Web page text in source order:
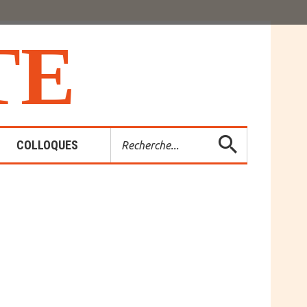
E
COLLOQUES
Rechercher